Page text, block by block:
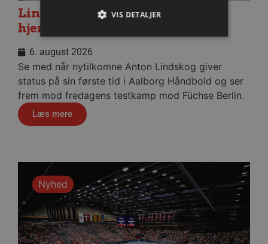
Lindskog glæder sig til første
hjemmekamp
6. august 2026
Se med når nytilkomne Anton Lindskog giver
status på sin første tid i Aalborg Håndbold og ser
frem mod fredagens testkamp mod Füchse Berlin.
Læs mere
Nyhed
VIS DETALJER
Målretning
Funktionalitet
Absolut nødvendige cookies muliggør
hjemmesidens grundlæggende funktionalitet
såsom brugerlogin og kontoadministration.
Hjemmesiden kan ikke bruges korrekt uden de
/dyna-.*/i
.aalborghaandbold.dk
_dcid
Google
.aalborghaandbold.dk